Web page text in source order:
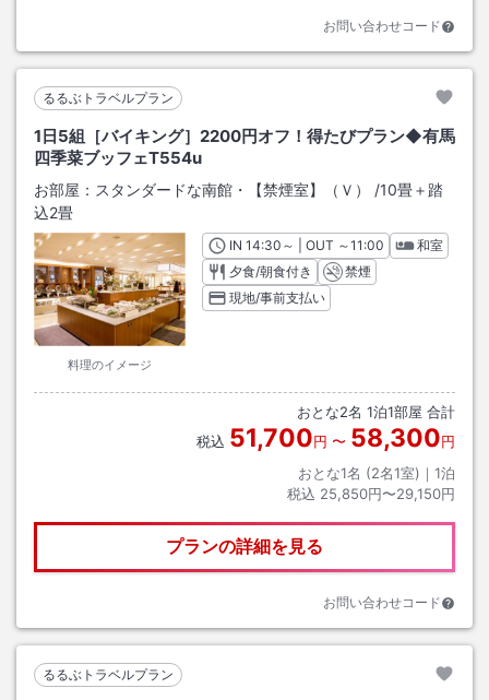
お問い合わせコード
るるぶトラベルプラン
1日5組［バイキング］2200円オフ！得たびプラン◆有馬
四季菜ブッフェT554u
お部屋： スタンダードな南館・【禁煙室】（Ｖ） /10畳＋踏
込2畳
料理のイメージ
INチェックイン
14:30 ～ | OUT チェックアウト
～11:00
和室
夕食/朝食付き
禁煙
現地/事前支払い
おとな2名 1泊1部屋 合計
税込 51,700円 〜 58,300円
おとな1名 (2名1室)｜ 1泊
税込 25,850円〜29,150円
プランの詳細を見る
お問い合わせコード
るるぶトラベルプラン